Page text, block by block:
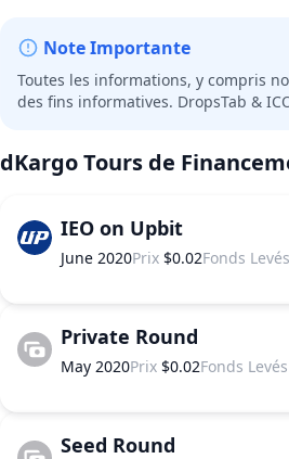
Note Importante
Toutes les informations, y compris
des fins informatives. DropsTab &
dKargoTours de
IEO on Upbit
June 2020Prix $0.02Fonds Levés
Private Round
May 2020Prix $0.02Fonds Levés
Seed Round